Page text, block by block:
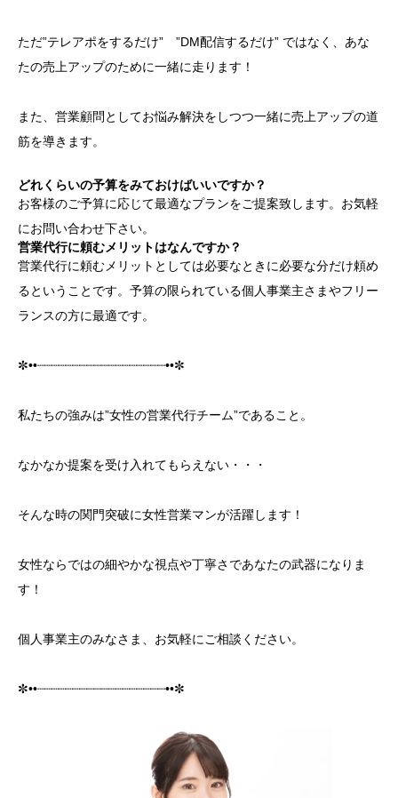
ただ”テレアポをするだけ” ”DM配信するだけ” ではなく、あな
たの売上アップのために一緒に走ります！
また、営業顧問としてお悩み解決をしつつ一緒に売上アップの道
筋を導きます。
どれくらいの予算をみておけばいいですか？
お客様のご予算に応じて最適なプランをご提案致します。お気軽
にお問い合わせ下さい。
営業代行に頼むメリットはなんですか？
営業代行に頼むメリットとしては必要なときに必要な分だけ頼め
るということです。予算の限られている個人事業主さまやフリー
ランスの方に最適です。
✼••┈┈┈┈┈┈┈┈┈┈┈┈┈┈┈┈┈┈••✼
私たちの強みは”女性の営業代行チーム”であること。
なかなか提案を受け入れてもらえない・・・
そんな時の関門突破に女性営業マンが活躍します！
女性ならではの細やかな視点や丁寧さであなたの武器になりま
す！
個人事業主のみなさま、お気軽にご相談ください。
✼••┈┈┈┈┈┈┈┈┈┈┈┈┈┈┈┈┈┈••✼
独立したのに仕事がない！そんなお悩みありません
営業代行に依頼することで、個人事業主さまの悩み
プを目指せる